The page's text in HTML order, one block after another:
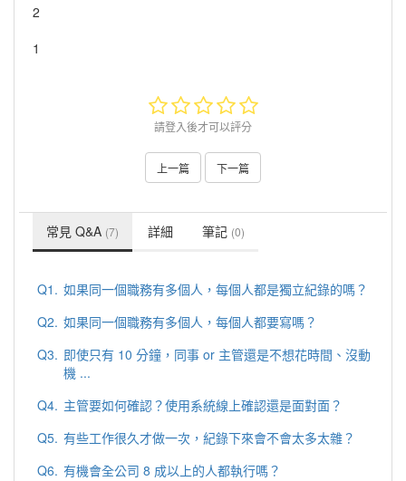
2
1
請登入後才可以評分
上一篇 下一篇
常見 Q&A (7) 詳細 筆記 (0)
Q1. 如果同一個職務有多個人，每個人都是獨立紀錄的嗎？
Q2. 如果同一個職務有多個人，每個人都要寫嗎？
Q3. 即使只有 10 分鐘，同事 or 主管還是不想花時間、沒動
機 ...
Q4. 主管要如何確認？使用系統線上確認還是面對面？
Q5. 有些工作很久才做一次，紀錄下來會不會太多太雜？
Q6. 有機會全公司 8 成以上的人都執行嗎？